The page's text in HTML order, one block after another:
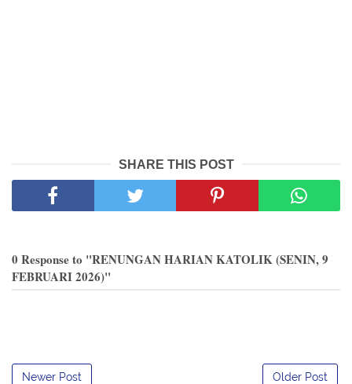
SHARE THIS POST
0 Response to "RENUNGAN HARIAN KATOLIK (SENIN, 9
FEBRUARI 2026)"
Newer Post Older Post